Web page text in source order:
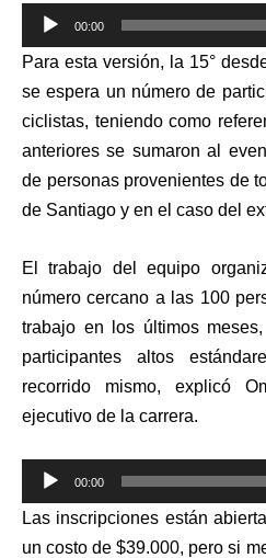
Reproductor
de
audio
00:00
Para esta versión, la 15°
se espera un número de
ciclistas, teniendo como
anteriores se sumaron al
de personas provenientes de
de Santiago y en el caso del
El trabajo del equipo
número cercano a las 100
trabajo en los últimos
participantes altos
recorrido mismo, explicó
ejecutivo de la carrera.
Reproductor
de
audio
00:00
Las inscripciones están
un costo de $39.000, pero si